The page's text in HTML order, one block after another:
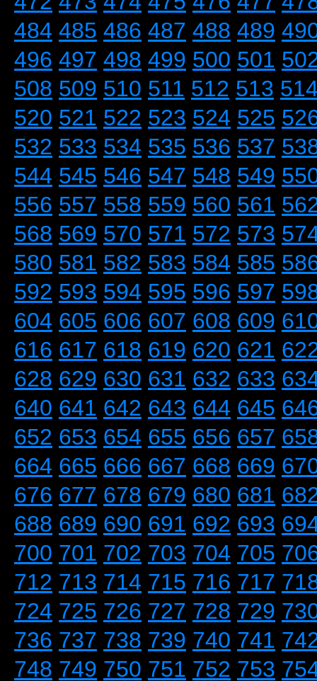
484 485 486 487 488 489
496 497 498 499 500 501
508 509 510 511 512 513
520 521 522 523 524 525
532 533 534 535 536 537
544 545 546 547 548 549
556 557 558 559 560 561
568 569 570 571 572 573
580 581 582 583 584 585
592 593 594 595 596 597
604 605 606 607 608 609
616 617 618 619 620 621
628 629 630 631 632 633
640 641 642 643 644 645
652 653 654 655 656 657
664 665 666 667 668 669
676 677 678 679 680 681
688 689 690 691 692 693
700 701 702 703 704 705
712 713 714 715 716 717
724 725 726 727 728 729
736 737 738 739 740 741
748 749 750 751 752 753